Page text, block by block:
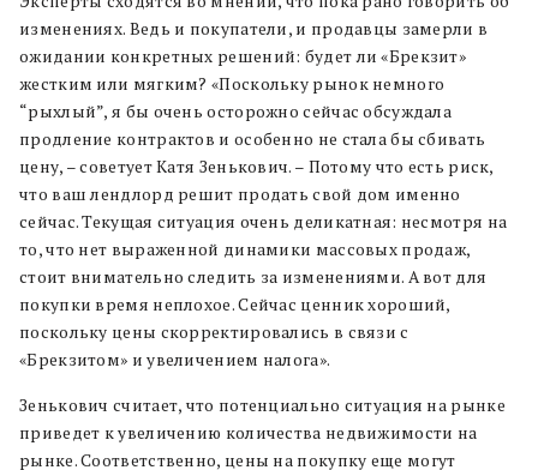
изменениях. Ведь и покупатели, и продавцы замерли в
ожидании конкретных решений: будет ли «Брекзит»
жестким или мягким? «Поскольку рынок немного
“рыхлый”, я бы очень осторожно сейчас обсуждала
продление контрактов и особенно не стала бы сбивать
цену, – советует Катя Зенькович. – Потому что есть риск,
что ваш лендлорд решит продать свой дом именно
сейчас. Текущая ситуация очень деликатная: несмотря на
то, что нет выраженной динамики массовых продаж,
стоит внимательно следить за изменениями. А вот для
покупки время неплохое. Сейчас ценник хороший,
поскольку цены скорректировались в связи с
«Брекзитом» и увеличением налога».
Зенькович считает, что потенциально ситуация на рынке
приведет к увеличению количества недвижимости на
рынке. Соответственно, цены на покупку еще могут